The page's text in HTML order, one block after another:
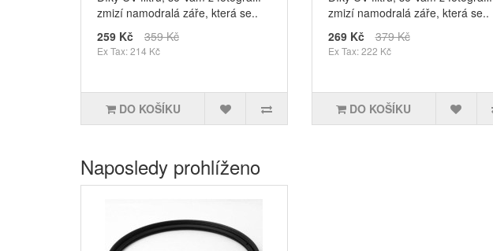
zmizí namodralá záře, která se..
259 Kč
359 Kč
Ex Tax: 214 Kč
DO KOŠÍKU
zmizí namodralá záře, která se..
269 Kč
379 Kč
Ex Tax: 222 Kč
DO KOŠÍKU
Naposledy prohlíženo